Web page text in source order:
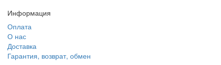
Информация
Оплата
О нас
Доставка
Гарантия, возврат, обмен